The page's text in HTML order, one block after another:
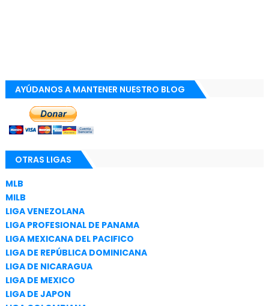
AYÚDANOS A MANTENER NUESTRO BLOG
OTRAS LIGAS
MLB
MILB
LIGA VENEZOLANA
LIGA PROFESIONAL DE PANAMA
LIGA MEXICANA DEL PACIFICO
LIGA DE REPÚBLICA DOMINICANA
LIGA DE NICARAGUA
LIGA DE MEXICO
LIGA DE JAPON